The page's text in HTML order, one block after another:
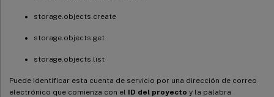
storage.objects.create
storage.objects.get
storage.objects.list
Puede identificar esta cuenta de servicio por una dirección de correo
electrónico que comienza con el ID del proyecto y la palabra